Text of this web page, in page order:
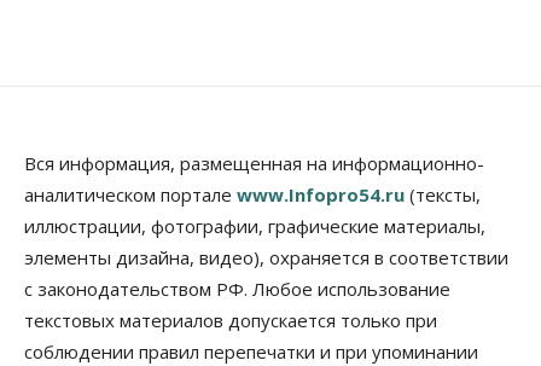
Недвижимость
Новосибирск находится в процессе движения к
«человечному» городу
10 Августа 2026, 15:00
Общество Право&Порядок
Кафе японской кухни в Новосибирске закрыли на
45 дней
10 Августа 2026, 14:45
Вся информация, размещенная на информационно-
аналитическом портале www.Infopro54.ru (тексты,
иллюстрации, фотографии, графические материалы,
элементы дизайна, видео), охраняется в соответствии
с законодательством РФ. Любое использование
текстовых материалов допускается только при
соблюдении правил перепечатки и при упоминании